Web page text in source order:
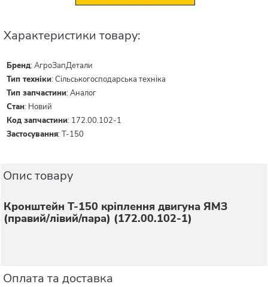
Характеристики товару:
Бренд:АгроЗапДетали
Тип техніки:Сільськогосподарська техніка
Тип запчастини:Аналог
Стан: Новий
Код запчастини: 172.00.102-1
Застосування:Т-150
Опис товару
Кронштейн Т-150 кріплення двигуна ЯМЗ
(правий/лівий/пара) (172.00.102-1)
Оплата та доставка